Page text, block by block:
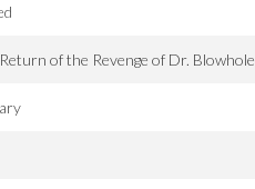
of the Revenge of Dr. Blowhole